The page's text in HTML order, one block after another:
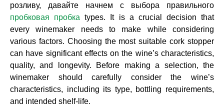
розливу, давайте начнем с выбора правильного
пробковая пробка types. It is a crucial decision that
every winemaker needs to make while considering
various factors. Choosing the most suitable cork stopper
can have significant effects on the wine’s characteristics,
quality, and longevity. Before making a selection, the
winemaker should carefully consider the wine’s
characteristics, including its type, bottling requirements,
and intended shelf-life.